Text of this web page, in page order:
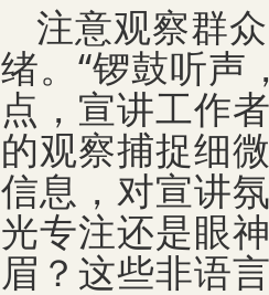
注意观察群
绪。“锣鼓听声
点，宣讲工作
的观察捕捉细
信息，对宣讲
光专注还是眼
眉？这些非语